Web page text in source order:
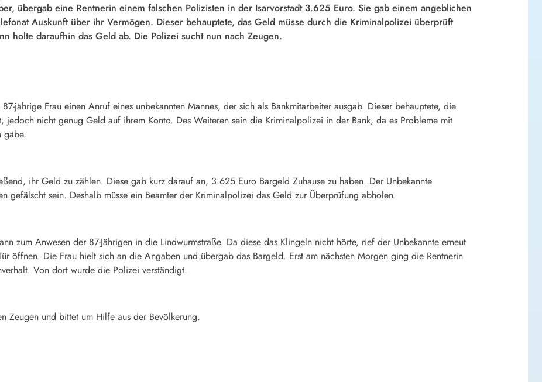
übergab eine Rentnerin einem falschen Polizisten in der Isarvorstadt 3.625 Euro. Sie gab einem angeblichen
Auskunft über ihr Vermögen. Dieser behauptete, das Geld müsse durch die Kriminalpolizei überprüft
holte daraufhin das Geld ab. Die Polizei sucht nun nach Zeugen.
jährige Frau einen Anruf eines unbekannten Mannes, der sich als Bankmitarbeiter ausgab. Dieser behauptete, die
jedoch nicht genug Geld auf ihrem Konto. Des Weiteren sein die Kriminalpolizei in der Bank, da es Probleme mit
gäbe.
ihr Geld zu zählen. Diese gab kurz darauf an, 3.625 Euro Bargeld Zuhause zu haben. Der Unbekannte
gefälscht sein. Deshalb müsse ein Beamter der Kriminalpolizei das Geld zur Überprüfung abholen.
zum Anwesen der 87-Jährigen in die Lindwurmstraße. Da diese das Klingeln nicht hörte, rief der Unbekannte erneut
öffnen. Die Frau hielt sich an die Angaben und übergab das Bargeld. Erst am nächsten Morgen ging die Rentnerin
Von dort wurde die Polizei verständigt.
Zeugen und bittet um Hilfe aus der Bevölkerung.